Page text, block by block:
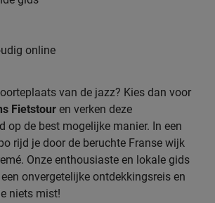
online
van de jazz? Kies dan voor
Fietstour en verken deze
op de best mogelijke manier. In een
rijd je door de beruchte Franse wijk
Onze enthousiaste en lokale gids
onvergetelijke ontdekkingsreis en
niets mist!